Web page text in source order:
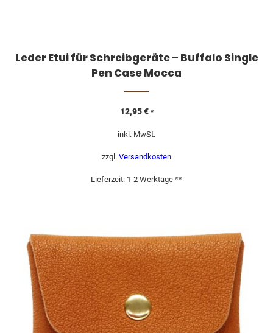
Leder Etui für Schreibgeräte – Buffalo Single
Pen Case Mocca
12,95€ *
inkl. MwSt.
zzgl. Versandkosten
Lieferzeit: 1-2 Werktage **